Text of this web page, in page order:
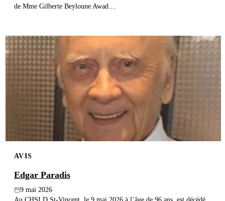
de Mme Gilberte Beyloune Awad....
AVIS
Edgar Paradis
9 mai 2026